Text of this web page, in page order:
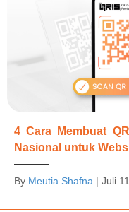
4 Cara Membuat
Nasional untuk
By Meutia Shafna | Juli